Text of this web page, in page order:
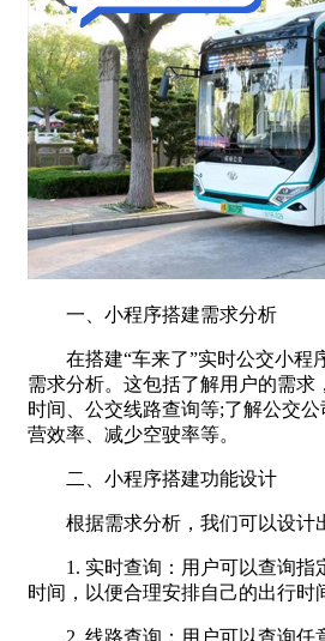
一、小程序搭建需求分析
在搭建“车来了”实时公交小程
需求分析。这包括了解用户的需求
时间、公交线路查询等;了解公交
营效率、减少空驶率等。
二、小程序搭建功能设计
根据需求分析，我们可以设计
1. 实时查询：用户可以查询指
时间，以便合理安排自己的出行时
2. 线路查询：用户可以查询任